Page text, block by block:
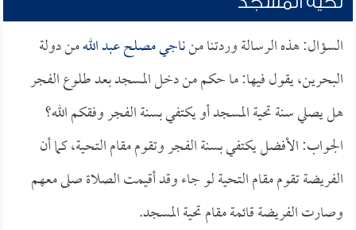
السؤال: هذه الرسالة وردتنا منناجي مصلح عبد اللهمن دولة
البحرين، يقول فيها: ما حكم من دخل المسجد بعد طلوع الفجر
هل يصلي سنة تحية المسجد أو يكتفي بسنة الفجر وفقكم الله؟
الجواب: الأفضل يكتفي بسنة الفجر وتقوم مقام التحية، كما أن
الفريضة تقوم مقام التحية لو جاء وقد أقيمت الصلاة صلى معهم
وصارت الفريضة قائمة مقام تحية المسجد.